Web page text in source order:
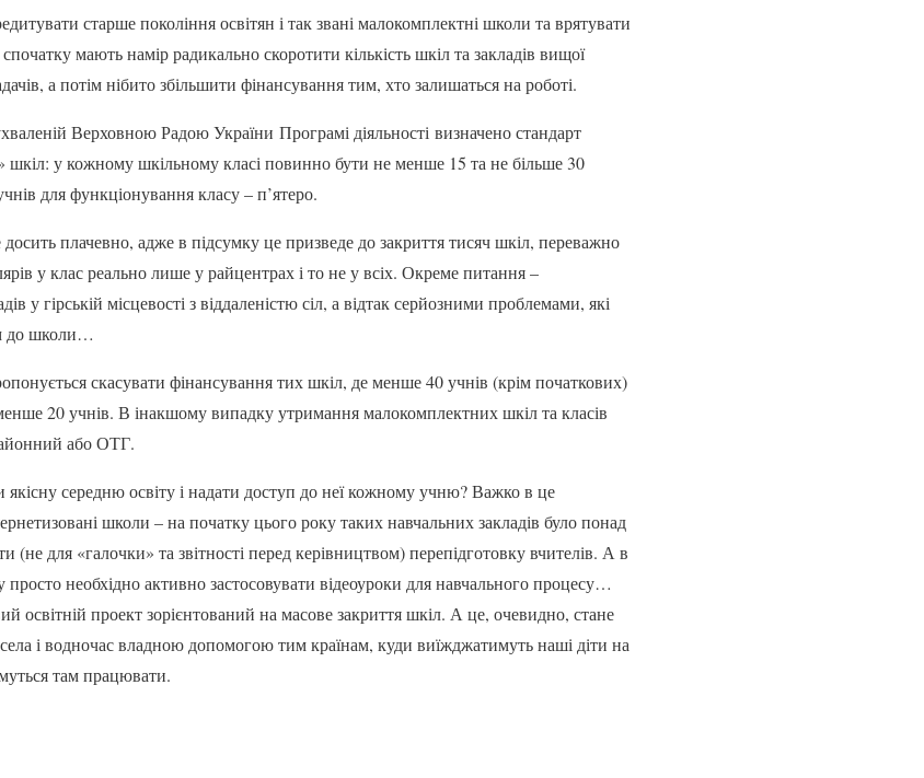
старше покоління освітян і так звані малокомплектні школи та врятувати
мають намір радикально скоротити кількість шкіл та закладів вищої
а потім нібито збільшити фінансування тим, хто залишаться на роботі.
Верховною Радою України Програмі діяльності визначено стандарт
шкіл: у кожному шкільному класі повинно бути не менше 15 та не більше 30
для функціонування класу – п’ятеро.
плачевно, адже в підсумку це призведе до закриття тисяч шкіл, переважно
у клас реально лише у райцентрах і то не у всіх. Окреме питання –
у гірській місцевості з віддаленістю сіл, а відтак серйозними проблемами, які
до школи…
скасувати фінансування тих шкіл, де менше 40 учнів (крім початкових)
20 учнів. В інакшому випадку утримання малокомплектних шкіл та класів
або ОТГ.
середню освіту і надати доступ до неї кожному учню? Важко в це
школи – на початку цього року таких навчальних закладів було понад
(не для «галочки» та звітності перед керівництвом) перепідготовку вчителів. А в
просто необхідно активно застосовувати відеоуроки для навчального процесу…
освітній проект зорієнтований на масове закриття шкіл. А це, очевидно, стане
і водночас владною допомогою тим країнам, куди виїжджатимуть наші діти на
там працювати.